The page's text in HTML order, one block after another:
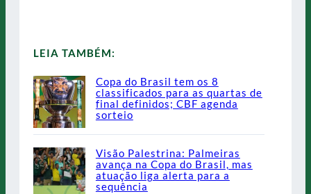
LEIA TAMBÉM:
Copa do Brasil tem os 8
classificados para as quartas de
final definidos; CBF agenda
sorteio
Visão Palestrina: Palmeiras
avança na Copa do Brasil, mas
atuação liga alerta para a
sequência